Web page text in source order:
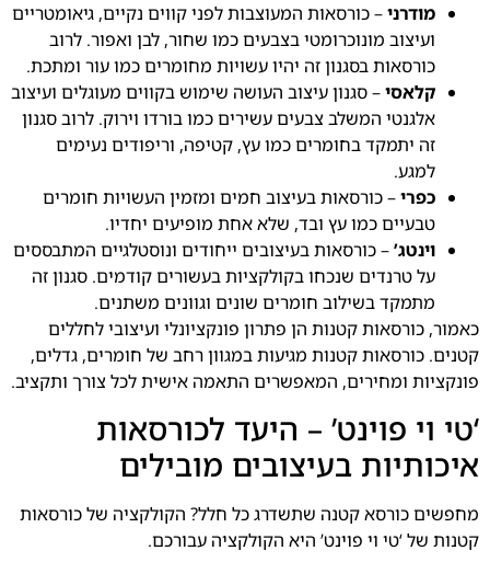
מודרני– כורסאות המעוצבות לפני קווים נקיים, גיאומטריים
ועיצוב מונוכרומטי בצבעים כמו שחור, לבן ואפור. לרוב
כורסאות בסגנון זה יהיו עשויות מחומרים כמו עור ומתכת.
קלאסי– סגנון עיצוב העושה שימוש בקווים מעוגלים ועיצוב
אלגנטי המשלב צבעים עשירים כמו בורדו וירוק. לרוב סגנון
זה יתמקד בחומרים כמו עץ, קטיפה, וריפודים נעימים
למגע.
כפרי– כורסאות בעיצוב חמים ומזמין העשויות חומרים
טבעיים כמו עץ ובד, שלא אחת מופיעים יחדיו.
וינטג’– כורסאות בעיצובים ייחודים ונוסטלגיים המתבססים
על טרנדים שנכחו בקולקציות בעשורים קודמים. סגנון זה
מתמקד בשילוב חומרים שונים וגוונים משתנים.
כאמור, כורסאות קטנות הן פתרון פונקציונלי ועיצובי לחללים
קטנים. כורסאות קטנות מגיעות במגוון רחב של חומרים, גדלים,
פונקציות ומחירים, המאפשרים התאמה אישית לכל צורך ותקציב.
‘טי וי פוינט’ – היעד לכורסאות
איכותיות בעיצובים מובילים
מחפשים כורסא קטנה שתשדרג כל חלל? הקולקציה של כורסאות
קטנות של ‘טי וי פוינט’ היא הקולקציה עבורכם.